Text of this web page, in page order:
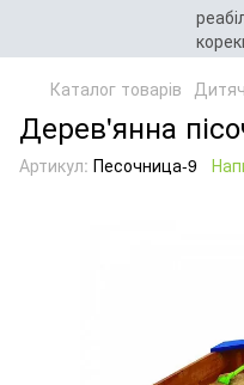
Каталог товарів
Дерев'янна
Артикул: Песочница-9